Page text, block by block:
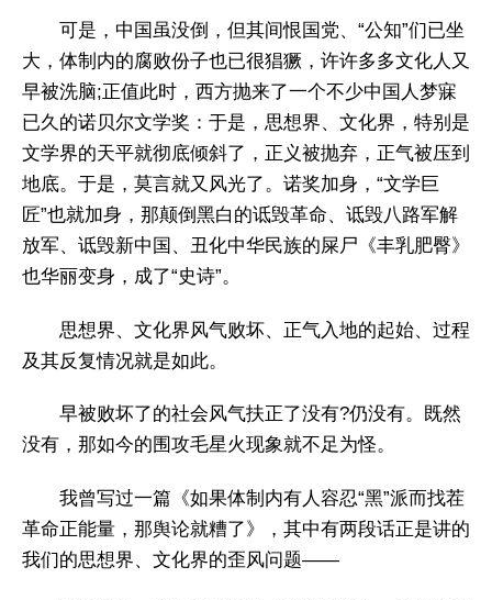
可是，中国虽没倒，但其间恨国党、“公知”们已坐
大，体制内的腐败份子也已很猖獗，许许多多文化人又
早被洗脑;正值此时，西方抛来了一个不少中国人梦寐
已久的诺贝尔文学奖：于是，思想界、文化界，特别是
文学界的天平就彻底倾斜了，正义被抛弃，正气被压到
地底。于是，莫言就又风光了。诺奖加身，“文学巨
匠”也就加身，那颠倒黑白的诋毁革命、诋毁八路军解
放军、诋毁新中国、丑化中华民族的屎尸《丰乳肥臀》
也华丽变身，成了“史诗”。
思想界、文化界风气败坏、正气入地的起始、过程
及其反复情况就是如此。
早被败坏了的社会风气扶正了没有?仍没有。既然
没有，那如今的围攻毛星火现象就不足为怪。
我曾写过一篇《如果体制内有人容忍“黑”派而找茬
革命正能量，那舆论就糟了》，其中有两段话正是讲的
我们的思想界、文化界的歪风问题——